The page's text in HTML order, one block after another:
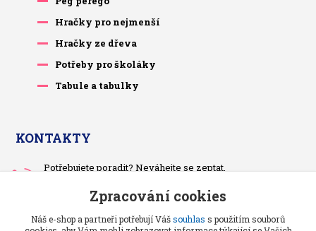
Hračky pro nejmenší
Hračky ze dřeva
Potřeby pro školáky
Tabule a tabulky
KONTAKTY
Potřebujete poradit? Neváhejte se zeptat.
Po-čt, po 13 hodině
pietrasova.p@seznam.cz
Zpracování cookies
Náš e-shop a partneři potřebují Vášsouhlas s použitím souborů